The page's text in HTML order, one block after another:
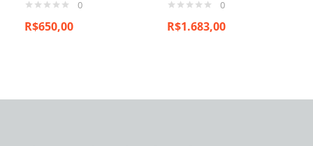
0
R$650,00
0
R$1.683,00